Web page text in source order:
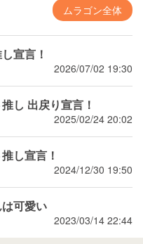
ムラゴン全体
推し宣言！
2026/07/02 19:30
し 出戻り宣言！
2025/02/24 20:02
し宣言！
2024/12/30 19:50
可愛い
2023/03/14 22:44